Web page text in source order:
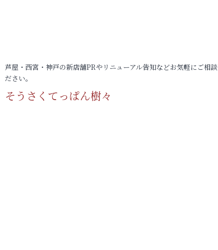
芦屋・西宮・神戸の新店舗PRやリニューアル告知などお気軽にご相
ださい。
そうさくてっぱん樹々